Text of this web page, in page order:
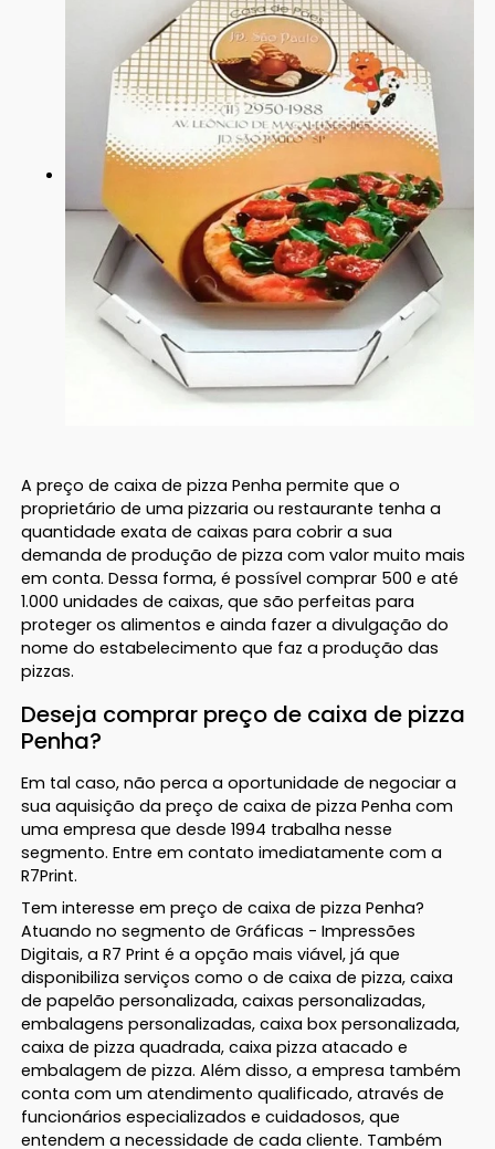
A preço de caixa de pizza Penha permite que o
proprietário de uma pizzaria ou restaurante tenha a
quantidade exata de caixas para cobrir a sua
demanda de produção de pizza com valor muito mais
em conta. Dessa forma, é possível comprar 500 e até
1.000 unidades de caixas, que são perfeitas para
proteger os alimentos e ainda fazer a divulgação do
nome do estabelecimento que faz a produção das
pizzas.
Deseja comprar preço de caixa de pizza
Penha?
Em tal caso, não perca a oportunidade de negociar a
sua aquisição da preço de caixa de pizza Penha com
uma empresa que desde 1994 trabalha nesse
segmento. Entre em contato imediatamente com a
R7Print.
Tem interesse em preço de caixa de pizza Penha?
Atuando no segmento de Gráficas - Impressões
Digitais, a R7 Print é a opção mais viável, já que
disponibiliza serviços como o de caixa de pizza, caixa
de papelão personalizada, caixas personalizadas,
embalagens personalizadas, caixa box personalizada,
caixa de pizza quadrada, caixa pizza atacado e
embalagem de pizza. Além disso, a empresa também
conta com um atendimento qualificado, através de
funcionários especializados e cuidadosos, que
entendem a necessidade de cada cliente. Também